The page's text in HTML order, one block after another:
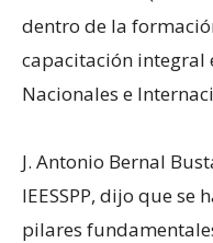
dentro de la
capacitación integral
Nacionales e
J. Antonio Bernal
IEESSPP, dijo que se
pilares